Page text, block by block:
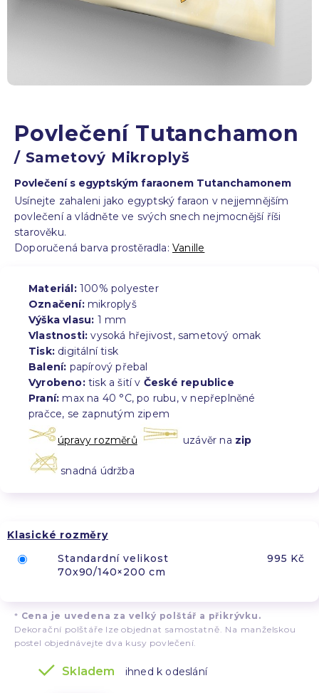
Povlečení Tutanchamon
/ Sametový Mikroplyš
Povlečení s egyptským faraonem Tutanchamonem
Usínejte zahaleni jako egyptský faraon v nejjemnějším
povlečení a vládněte ve svých snech nejmocnější říši
starověku.
Doporučená barva prostěradla: Vanille
Materiál:100% polyester
Označení:mikroplyš
Výška vlasu: 1 mm
Vlastnosti: vysoká hřejivost, sametový omak
Tisk: digitální tisk
Balení: papírový přebal
Vyrobeno:tisk a šití v České republice
Praní: max na 40 °C, po rubu, v nepřeplněné
pračce, se zapnutým zipem
úpravy rozměrů uzávěr na zip
snadná údržba
Klasické rozměry
Standardní velikost
70x90/140×200 cm
995 Kč
* Cena je uvedena za velký polštář a přikrývku.
Dekorační polštáře lze objednat samostatně. Na manželskou
postel objednávejte dva kusy povlečení.
Skladem ihned k odeslání